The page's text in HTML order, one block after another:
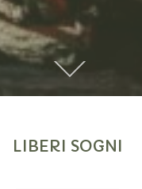
LIBERI SOGNI